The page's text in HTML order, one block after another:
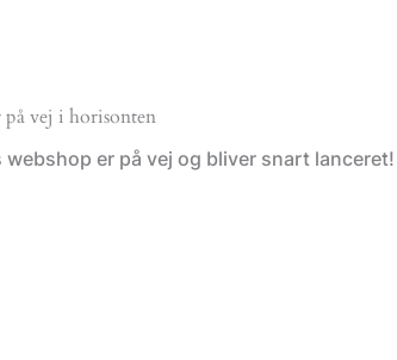
vej i horisonten
er på vej og bliver snart lanceret!